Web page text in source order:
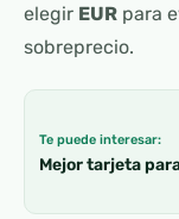
elegir EUR para
sobreprecio.
Te puede interesar:
Mejor tarjeta